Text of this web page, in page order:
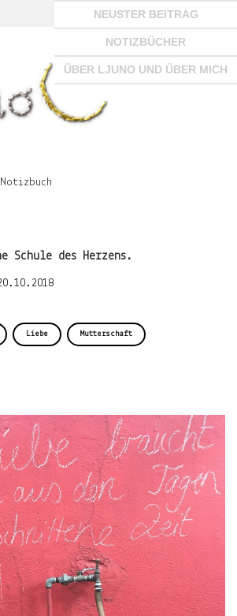
Schule des Herzens.
Liebe Mutterschaft
NEUSTER BEITRAG
NOTIZBÜCHER
ÜBER LJUNO UND ÜBER MICH